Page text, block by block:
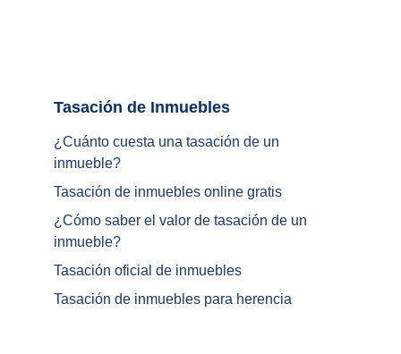
¿Cuánto cuesta una tasación de un
inmueble?
Tasación de inmuebles online gratis
¿ Cómo saber el valor de tasación de un
inmueble?
Tasación oficial de inmuebles
Tasación de inmuebles para herencia